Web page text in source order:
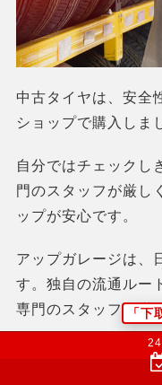
中古タイヤは、安全
ショップで購入しま
自分ではチェックし
門のスタッフが厳し
ップが安心です。
アップガレージは、
す。独自の流通ルー
専門のスタッフが厳
扱うタイヤメーカー
「下